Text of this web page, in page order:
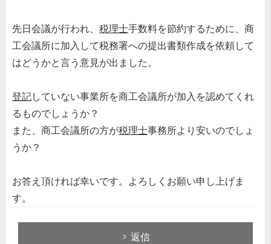
先日会議が行われ、 税理士手数料を節約するために、商
工会議所に加入して税務署への提出書類作成を依頼して
はどうかと言う意見が出ました。
登記していない事業所を商工会議所が加入を認めてくれ
るものでしょうか？
また、商工会議所の方が税理士事務所より安いのでしょ
うか？
お答え頂ければ幸いです。よろしくお願い申し上げま
す。
返信